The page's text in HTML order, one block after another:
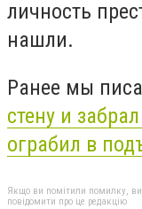
личность
нашли.
Ранее мы
стену и
ограбил в
Якщо ви помітили помилку,
повідомити про це редакцію